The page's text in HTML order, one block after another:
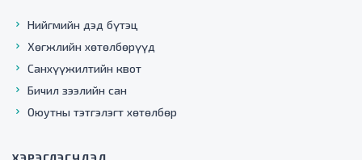
Нийгмийн дэд бүтэц
Хөгжлийн хөтөлбөрүүд
Санхүүжилтийн квот
Бичил зээлийн сан
Оюутны тэтгэлэгт хөтөлбөр